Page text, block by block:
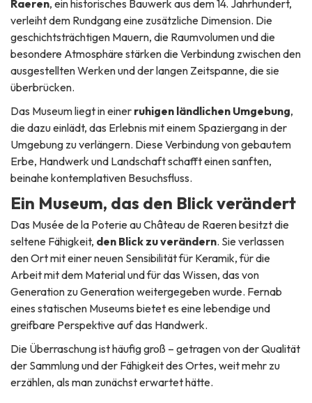
Raeren, ein historisches Bauwerk aus dem 14. Jahrhundert,
verleiht dem Rundgang eine zusätzliche Dimension. Die
geschichtsträchtigen Mauern, die Raumvolumen und die
besondere Atmosphäre stärken die Verbindung zwischen den
ausgestellten Werken und der langen Zeitspanne, die sie
überbrücken.
Das Museum liegt in einer ruhigen ländlichen Umgebung,
die dazu einlädt, das Erlebnis mit einem Spaziergang in der
Umgebung zu verlängern. Diese Verbindung von gebautem
Erbe, Handwerk und Landschaft schafft einen sanften,
beinahe kontemplativen Besuchsfluss.
Ein Museum, das den Blick verändert
Das Musée de la Poterie au Château de Raeren besitzt die
seltene Fähigkeit, den Blick zu verändern. Sie verlassen
den Ort mit einer neuen Sensibilität für Keramik, für die
Arbeit mit dem Material und für das Wissen, das von
Generation zu Generation weitergegeben wurde. Fernab
eines statischen Museums bietet es eine lebendige und
greifbare Perspektive auf das Handwerk.
Die Überraschung ist häufig groß – getragen von der Qualität
der Sammlung und der Fähigkeit des Ortes, weit mehr zu
erzählen, als man zunächst erwartet hätte.